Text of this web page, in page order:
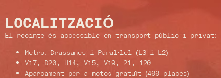
LOCALITZACIÓ
El recinte és accessible en transport públic i privat:
Metro: Drassanes i Paral·lel (L3 i L2)
V17, D20, H14, V15, V19, 21, 120
Aparcament per a motos gratuït (400 places)